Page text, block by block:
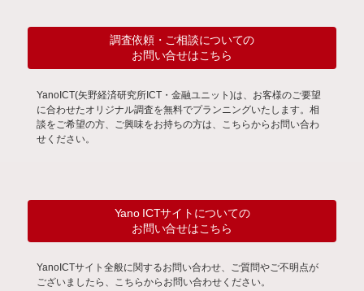
調査依頼・ご相談についての
お問い合せはこちら
YanoICT(矢野経済研究所ICT・金融ユニット)は、お客様のご要望
に合わせたオリジナル調査を無料でプランニングいたします。相
談をご希望の方、ご興味をお持ちの方は、こちらからお問い合わ
せください。
Yano ICTサイトについての
お問い合せはこちら
YanoICTサイト全般に関するお問い合わせ、ご質問やご不明点が
ございましたら、こちらからお問い合わせください。